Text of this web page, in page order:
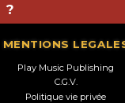
?
MENTIONS
Play Music Publishing
C.G.V.
Politique vie privée